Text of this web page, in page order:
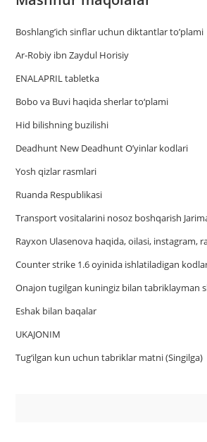
Boshlang’ich sinflar uchun diktantlar to’plami
Ar-Robiy ibn Zaydul Horisiy
ENALAPRIL tabletka
Bobo va Buvi haqida sherlar to‘plami
Hid bilishning buzilishi
Deadhunt New Deadhunt O’yinlar kodlari
Yosh qizlar rasmlari
Ruanda Respublikasi
Trаnsport vositаlаrini nosoz boshqаrish
Rayxon Ulasenova haqida, oilasi, instagram,
Counter strike 1.6 oyinida ishlatiladigan
Onajon tugilgan kuningiz bilan tabriklayman
Eshak bilan baqalar
UKAJONIM
Tug‘ilgan kun uchun tabriklar matni (Singilga)